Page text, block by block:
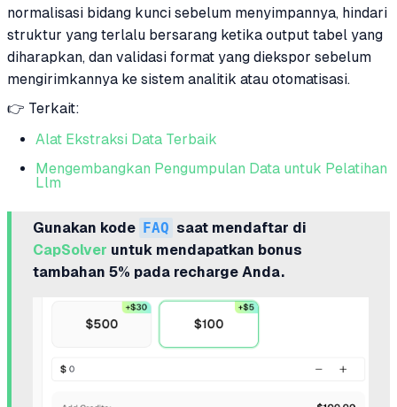
normalisasi bidang kunci sebelum menyimpannya, hindari
struktur yang terlalu bersarang ketika output tabel yang
diharapkan, dan validasi format yang diekspor sebelum
mengirimkannya ke sistem analitik atau otomatisasi.
👉 Terkait:
Alat Ekstraksi Data Terbaik
Mengembangkan Pengumpulan Data untuk Pelatihan
Llm
Gunakan kode FAQ saat mendaftar di
CapSolver untuk mendapatkan bonus
tambahan 5% pada recharge Anda.